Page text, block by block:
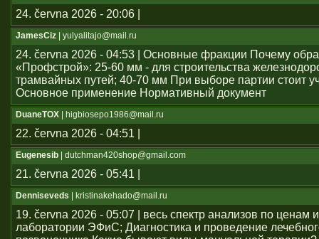
24. června 2026 - 20:06 |
JamesCiz | yulyalitajo@mail.ru
24. června 2026 - 04:53 | Основные фракции Почему
«Профстрой»: 25-60 мм - для строительства
трамвайных путей; 40-70 мм При выборе партии стоит
Основное применение Нормативный документ
DuaneTOX | higbiosepo1986@mail.ru
22. června 2026 - 04:51 |
Eugenesib | dutchman420shop@gmail.com
21. června 2026 - 05:41 |
Denniseveds | kristinakehado@mail.ru
19. června 2026 - 05:07 | весь спектр анализов по ценам
лаборатории ЭФиС; Диагностика и проведение